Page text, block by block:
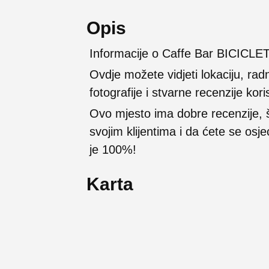
Opis
Informacije o Caffe Bar
Ovdje možete vidjeti lokaciju,
fotografije i stvarne recenzije
Ovo mjesto ima dobre
svojim klijentima i da ćete se
je 100%!
Karta